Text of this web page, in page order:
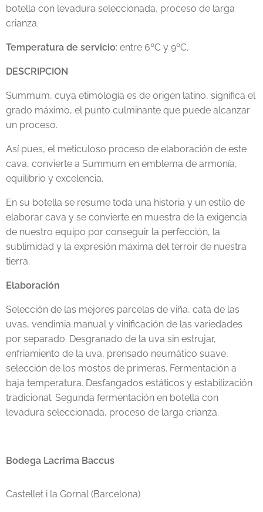
botella con levadura seleccionada, proceso de larga
crianza.
Temperatura de servicio: entre 6ºC y 9ºC.
DESCRIPCION
Summum, cuya etimología es de origen latino, significa el
grado máximo, el punto culminante que puede alcanzar
un proceso.
Así pues, el meticuloso proceso de elaboración de este
cava, convierte a Summum en emblema de armonía,
equilibrio y excelencia.
En su botella se resume toda una historia y un estilo de
elaborar cava y se convierte en muestra de la exigencia
de nuestro equipo por conseguir la perfección, la
sublimidad y la expresión máxima del terroir de nuestra
tierra.
Elaboración
Selección de las mejores parcelas de viña, cata de las
uvas, vendimia manual y vinificación de las variedades
por separado. Desgranado de la uva sin estrujar,
enfriamiento de la uva, prensado neumático suave,
selección de los mostos de primeras. Fermentación a
baja temperatura. Desfangados estáticos y estabilización
tradicional. Segunda fermentación en botella con
levadura seleccionada, proceso de larga crianza.
Bodega Lacrima Baccus
Castellet i la Gornal (Barcelona)